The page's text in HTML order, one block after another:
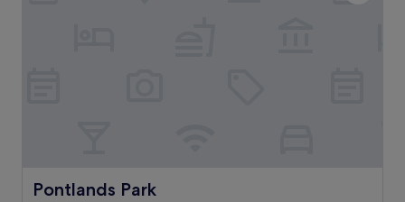
Pontlands Park
Pontlands Park